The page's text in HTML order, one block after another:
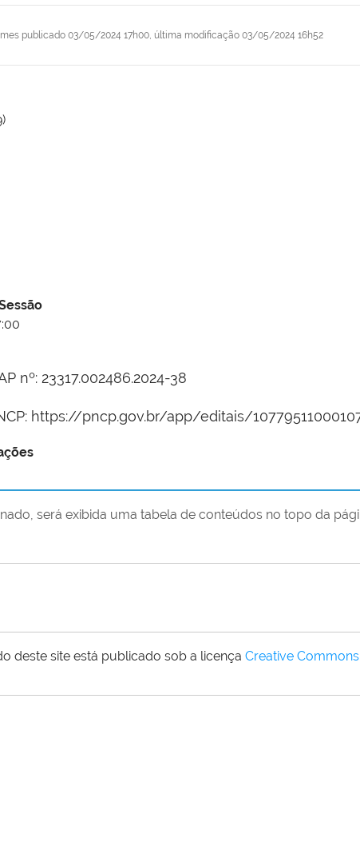
publicado 03/05/2024 17h00, última modificação 03/05/2024 16h52
nº: 23317.002486.2024-38
https://pncp.gov.br/app/editais/
será exibida uma tabela de conteúdos no topo da
deste site está publicado sob a licença Creative